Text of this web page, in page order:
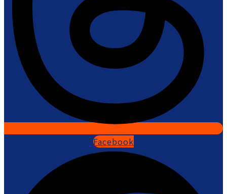
Facebook